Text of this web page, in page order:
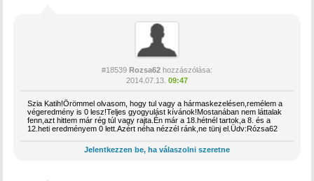
#18539 Rozsa62 hozzászólása:
2014.07.13. 09:47
Szia Katih!Örömmel olvasom, hogy tul vagy a hármaskezelésen,remélem a
végeredmény is 0 lesz!Teljes gyogyulást kívánok!Mostanában nem láttalak
fenn,azt hittem már rég túl vagy rajta.Én már a 18.hétnél tartok,a 8. és a
12.heti eredményem 0 lett.Azért néha nézzél ránk,ne tünj el.Üdv:Rózsa62
Jelentkezzen be, ha válaszolni szeretne